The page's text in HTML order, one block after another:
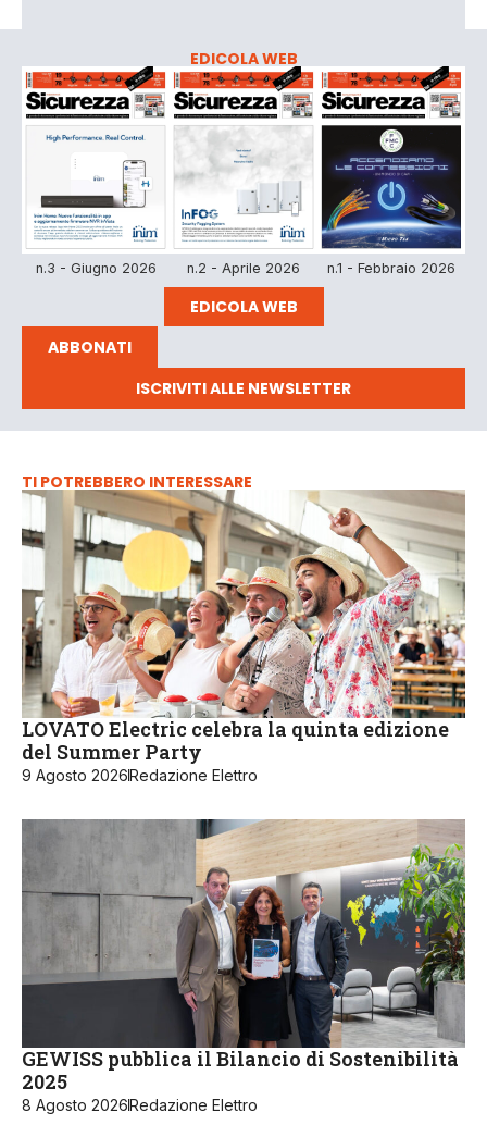
EDICOLA WEB
n.3 - Giugno 2026 n.2 - Aprile 2026 n.1 - Febbraio 2026
EDICOLA WEB
ABBONATI
ISCRIVITI ALLE NEWSLETTER
TI POTREBBERO INTERESSARE
LOVATO Electric celebra la quinta edizione
del Summer Party
9 Agosto 2026Redazione Elettro
GEWISS pubblica il Bilancio di Sostenibilità
2025
8 Agosto 2026Redazione Elettro